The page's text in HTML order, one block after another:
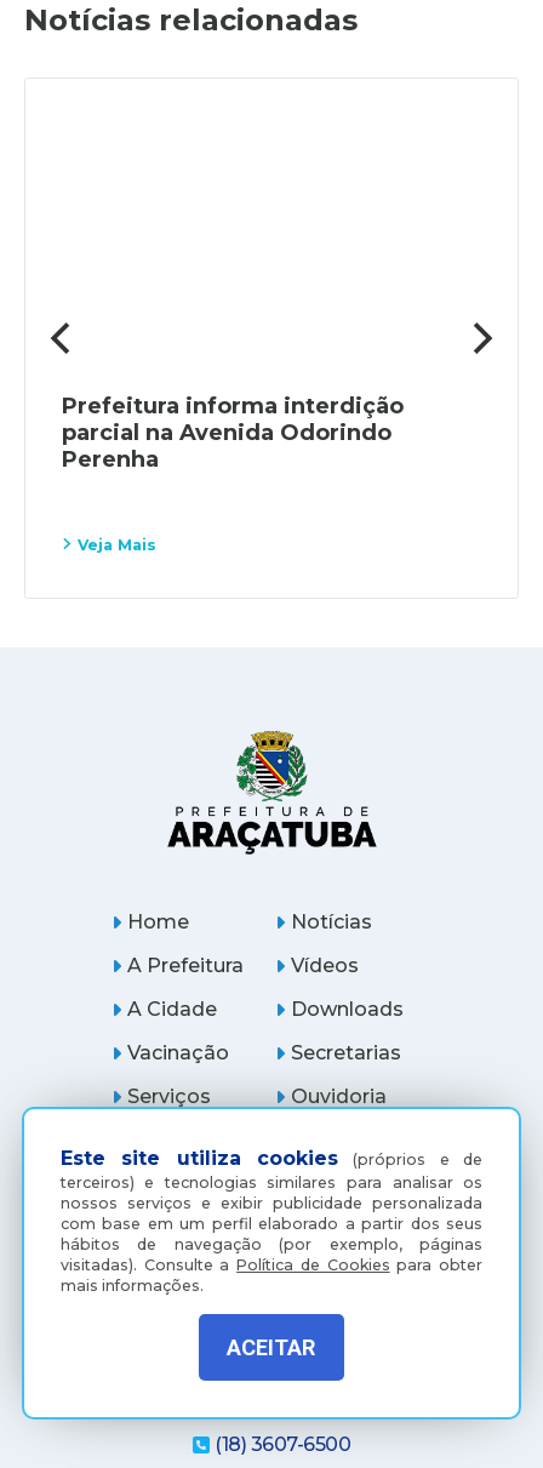
Notícias relacionadas
Prefeitura informa interdição
parcial na Avenida Odorindo
Perenha
Veja Mais
Este site utiliza cookies (próprios e de
terceiros) e tecnologias similares para analisar os
nossos serviços e exibir publicidade personalizada
com base em um perfil elaborado a partir dos seus
hábitos de navegação (por exemplo, páginas
visitadas). Consulte aPolítica de Cookies para obter
mais informações.
ACEITAR
Home
A Prefeitura
A Cidade
Notícias
Vídeos
Downloads
Vacinação
Serviços
Secretarias
Ouvidoria
(18) 3607-6500